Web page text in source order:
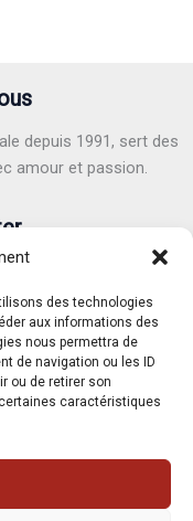
des technologies
aux informations des
nous permettra de
de navigation ou les ID
ou de retirer son
caractéristiques
depuis 1991, sert des
amour et passion.
Vente